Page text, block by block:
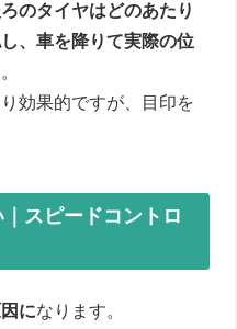
のタイヤはどのあたり
、車を降りて実際の位
効果的ですが、目印を
スピードコントロ
になります。